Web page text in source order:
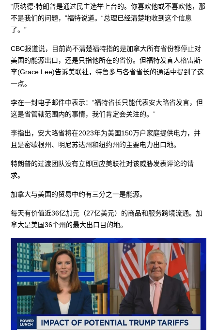
“唐纳德·特朗普是通过民主选举上台的。你喜欢他或不喜欢他，那
不是我们的问题，”福特说道。“总理已经清楚地收到这个信息
了。”
CBC报道说，目前尚不清楚福特指的是加拿大所有省份都停止对
美国的能源出口，还是只指他所在的省份。但福特发言人格雷斯·
李(Grace Lee)告诉美联社，特鲁多与各省省长的通话中提到了这
一点。
李在一封电子邮件中表示：“福特省长只能代表安大略省发言，但
这是省管辖范围内的事情，我们肯定会关注的。”
李指出，安大略省将在2023年为美国150万户家庭提供电力，并
且是密歇根州、明尼苏达州和纽约州的主要电力出口地。
特朗普的过渡团队没有立即回应美联社对该威胁发表评论的请
求。
加拿大与美国的贸易中约有三分之一是能源。
每天有价值近36亿加元（27亿美元）的商品和服务跨境流通。加
拿大是美国36个州的最大出口目的地。